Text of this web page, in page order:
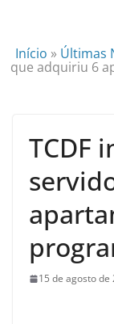
Início » Últimas
que adquiriu 6
TCDF
15 de agosto de